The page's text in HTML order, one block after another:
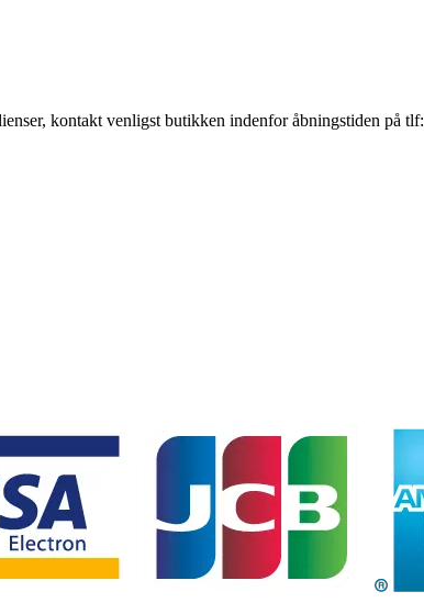
kontakt venligst butikken indenfor åbningstiden på tlf: